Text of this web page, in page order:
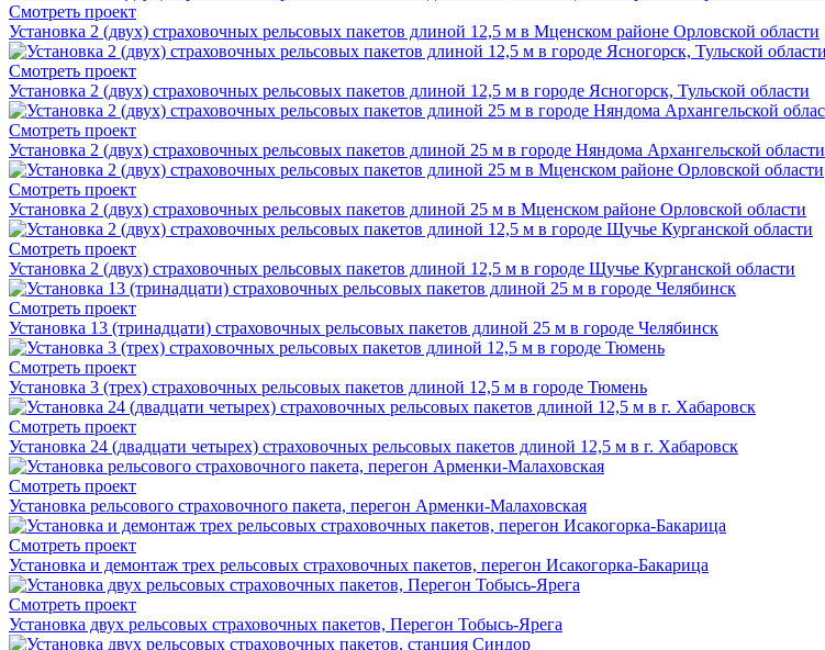
Смотреть проект
Установка 2 (двух) страховочных рельсовых пакетов длиной 12,5 м в Мценском районе Орловской области
Смотреть проект
Установка 2 (двух) страховочных рельсовых пакетов длиной 12,5 м в городе Ясногорск, Тульской области
Смотреть проект
Установка 2 (двух) страховочных рельсовых пакетов длиной 25 м в городе Няндома Архангельской области
Смотреть проект
Установка 2 (двух) страховочных рельсовых пакетов длиной 25 м в Мценском районе Орловской области
Смотреть проект
Установка 2 (двух) страховочных рельсовых пакетов длиной 12,5 м в городе Щучье Курганской области
Смотреть проект
Установка 13 (тринадцати) страховочных рельсовых пакетов длиной 25 м в городе Челябинск
Смотреть проект
Установка 3 (трех) страховочных рельсовых пакетов длиной 12,5 м в городе Тюмень
Смотреть проект
Установка 24 (двадцати четырех) страховочных рельсовых пакетов длиной 12,5 м в г. Хабаровск
Смотреть проект
Установка рельсового страховочного пакета, перегон Арменки-Малаховская
Смотреть проект
Установка и демонтаж трех рельсовых страховочных пакетов, перегон Исакогорка-Бакарица
Смотреть проект
Установка двух рельсовых страховочных пакетов, Перегон Тобысь-Ярега